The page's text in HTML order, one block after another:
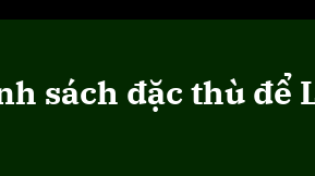
sách đặc thù để